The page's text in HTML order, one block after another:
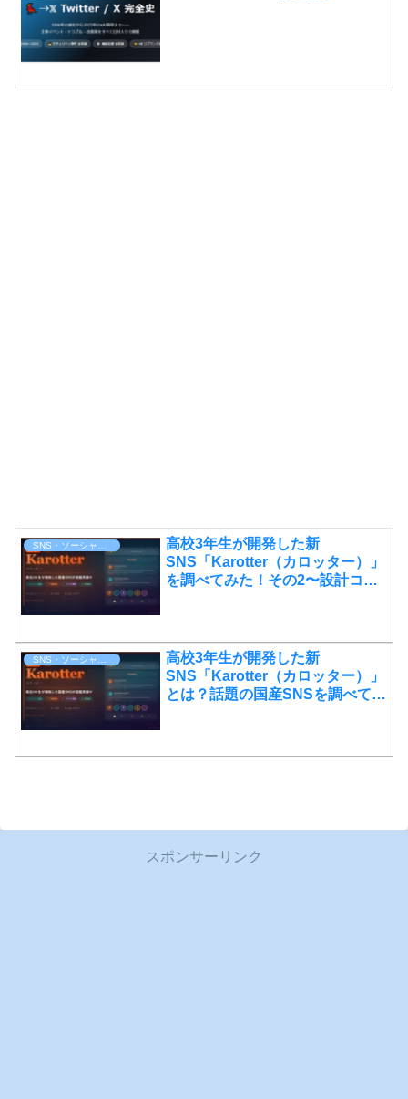
高校3年生が開発した新
SNS「Karotter（カロッター）」
を調べてみた！その2〜設計コン
SNS・ソーシャルメディア
高校3年生が開発した新
SNS「Karotter（カロッター）」
とは？話題の国産SNSを調べてみ
スポンサーリンク